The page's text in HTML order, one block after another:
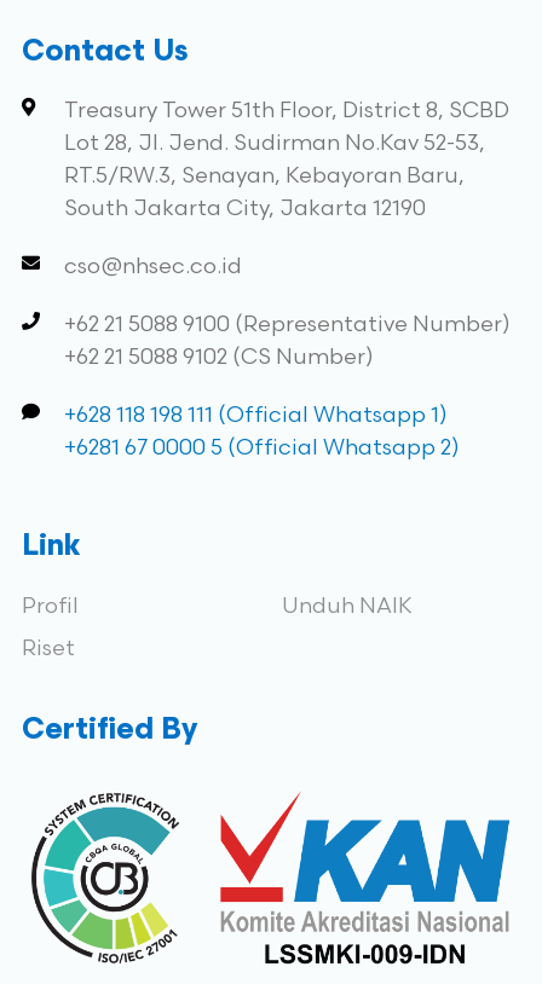
Contact Us
Treasury Tower 51th Floor, District 8, SCBD
Lot 28, Jl. Jend. Sudirman No.Kav 52-53,
RT.5/RW.3, Senayan, Kebayoran Baru,
South Jakarta City, Jakarta 12190
cso@nhsec.co.id
+62 21 5088 9100 (Representative Number)
+62 21 5088 9102 (CS Number)
+628 118 198 111 (Official Whatsapp 1)
+6281 67 0000 5 (Official Whatsapp 2)
Link
Profil
Riset
Unduh NAIK
Certified By